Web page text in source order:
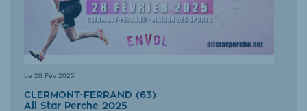
Le 28 Fév 2025
CLERMONT-FERRAND (63)
All Star Perche 2025